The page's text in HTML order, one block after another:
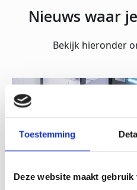
Toestemming
Deze website maakt gebruik
Nieuws waar
Bekijk hieronder